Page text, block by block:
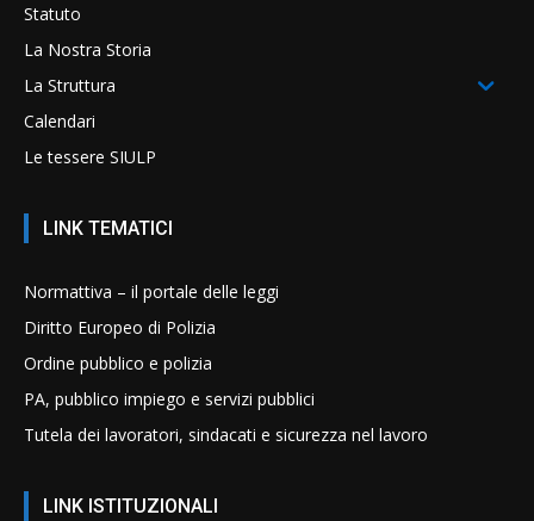
Statuto
La Nostra Storia
La Struttura
Calendari
Le tessere SIULP
LINK TEMATICI
Normattiva – il portale delle leggi
Diritto Europeo di Polizia
Ordine pubblico e polizia
PA, pubblico impiego e servizi pubblici
Tutela dei lavoratori, sindacati e sicurezza nel lavoro
LINK ISTITUZIONALI